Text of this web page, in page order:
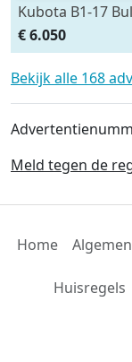
Kubota B1-17
met voorlader, al
99,- per
€ 6.050
Bekijk alle 168
Meld tegen de
Home
Huisregels